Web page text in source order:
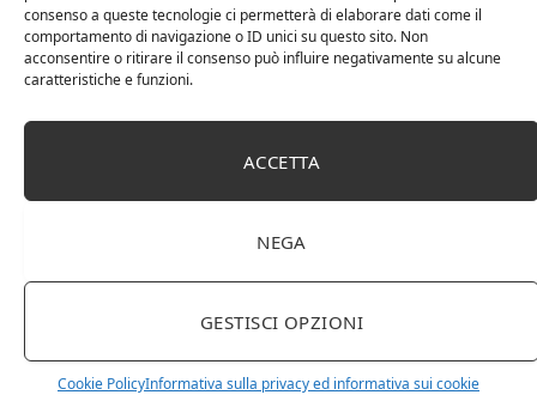
consenso a queste tecnologie ci permetterà di elaborare dati come il
comportamento di navigazione o ID unici su questo sito. Non
acconsentire o ritirare il consenso può influire negativamente su alcune
caratteristiche e funzioni.
ACCETTA
NEGA
GESTISCI OPZIONI
Cookie PolicyInformativa sulla privacy ed informativa sui cookie
DOT Horeca Solutions 1000 Bicchieri PET
usa e getta bicchiere riciclabili per acqua bevande